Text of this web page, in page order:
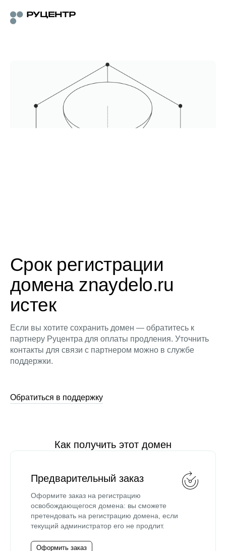
Срок регистрации
домена znaydelo.ru
истек
Если вы хотите сохранить домен — обратитесь к
партнеру Руцентра для оплаты продления. Уточнить
контакты для связи с партнером можно в службе
поддержки.
Обратиться в поддержку
Как получить этот домен
Предварительный заказ
Оформите заказ на регистрацию
освобождающегося домена: вы сможете
претендовать на регистрацию домена, если
текущий администратор его не продлит.
Оформить заказ